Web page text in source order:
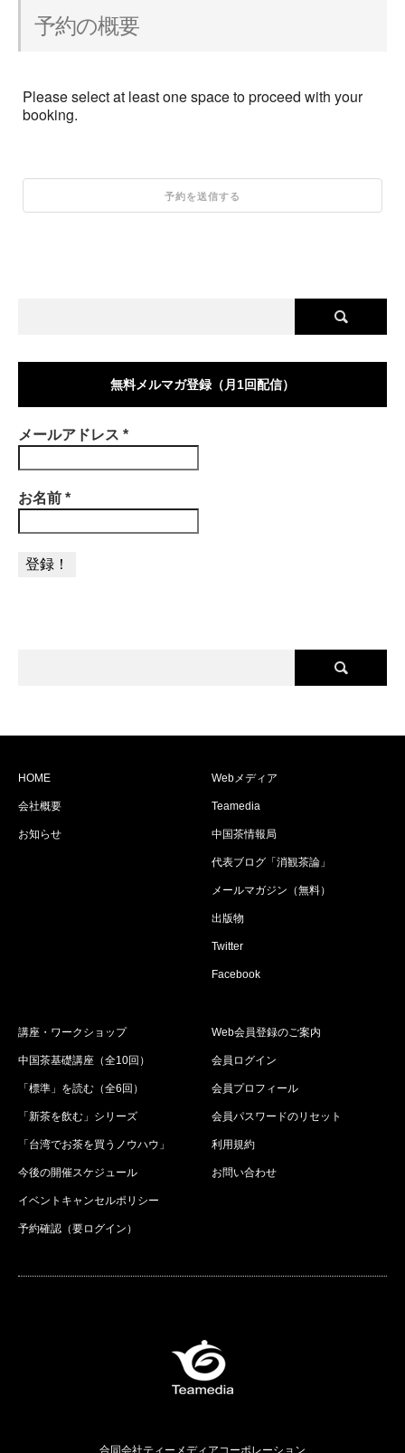
予約の概要
Please select at least one space to proceed with your
booking.
無料メルマガ登録（月1回配信）
メールアドレス *
お名前 *
HOME
会社概要
お知らせ
Webメディア
Teamedia
中国茶情報局
代表ブログ「消観茶論」
メールマガジン（無料）
出版物
Twitter
Facebook
講座・ワークショップ
中国茶基礎講座（全10回）
「標準」を読む（全6回）
「新茶を飲む」シリーズ
「台湾でお茶を買うノウハウ」
今後の開催スケジュール
イベントキャンセルポリシー
予約確認（要ログイン）
Web会員登録のご案内
会員ログイン
会員プロフィール
会員パスワードのリセット
利用規約
お問い合わせ
合同会社ティーメディアコーポレーション